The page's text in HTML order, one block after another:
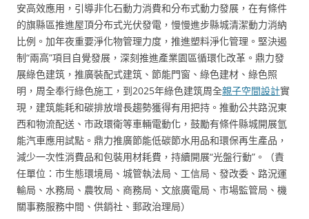
安高效應用，引導非化石動力消費和分布式動力發展，在有條件
的旗縣區推進屋頂分布式光伏發電，慢慢進步縣城清潔動力消納
比例。加年夜重要淨化物管理力度，推進塑料淨化管理。堅決遏
制“兩高”項目自覺發展，深刻推進產業園區循環化改革。鼎力發
展綠色建筑，推廣裝配式建筑、節能門窗、綠色建材、綠色照
明，周全奉行綠色施工，到2025年綠色建筑周全親子空間設計實
現，建筑能耗和碳排放增長趨勢獲得有用把持。推動公共路況東
西和物流配送、市政環衛等車輛電動化，鼓勵有條件縣城開展氫
能汽車應用試點。鼎力推廣節能低碳節水用品和環保再生產品，
減少一次性消費品和包裝用材耗費，持續開展“光盤行動”。（責
任單位：市生態環境局、城管執法局、工信局、發改委、路況運
輸局、水務局、農牧局、商務局、文旅廣電局、市場監管局、機
關事務服務中間、供銷社、郵政治理局）